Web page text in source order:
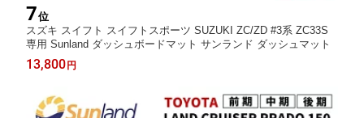
7位
スズキ スイフト スイフトスポーツ SUZUKI ZC/ZD #3系 ZC33S
専用 Sunland ダッシュボードマット サンランド ダッシュマット
13,800 円